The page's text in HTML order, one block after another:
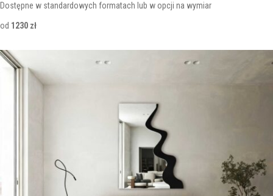
Dostępne w standardowych formatach lub w opcji na wymiar
od 1230 zł